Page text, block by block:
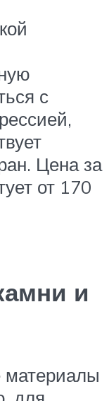
с
Цена за
от 170
и
материалы